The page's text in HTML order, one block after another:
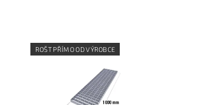
ROŠT PŘÍMO OD VÝROBCE